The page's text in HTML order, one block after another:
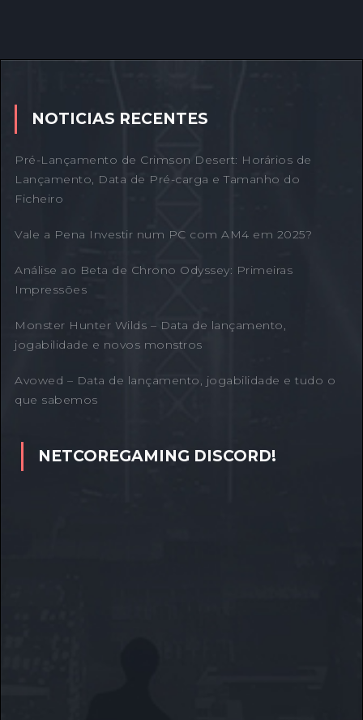
NOTICIAS RECENTES
Pré-Lançamento de Crimson Desert: Horários de
Lançamento, Data de Pré-carga e Tamanho do
Ficheiro
Vale a Pena Investir num PC com AM4 em 2025?
Análise ao Beta de Chrono Odyssey: Primeiras
Impressões
Monster Hunter Wilds – Data de lançamento,
jogabilidade e novos monstros
Avowed – Data de lançamento, jogabilidade e tudo o
que sabemos
NETCOREGAMING DISCORD!